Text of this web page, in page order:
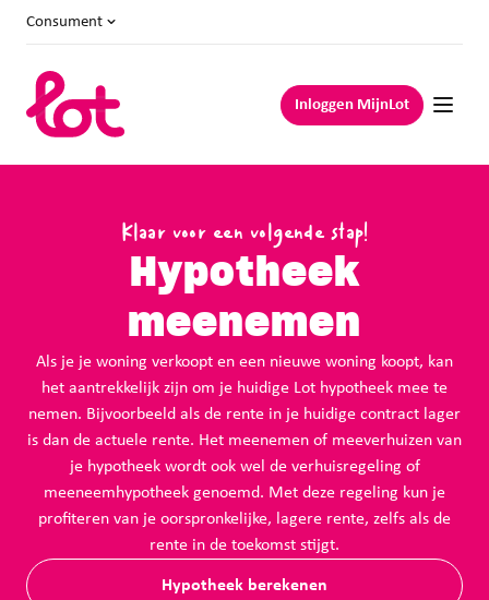
Consument
Inloggen MijnLot
Klaar voor een volgende stap!
Hypotheek
meenemen
Als je je woning verkoopt en een nieuwe woning koopt, kan
het aantrekkelijk zijn om je huidige Lot hypotheek mee te
nemen. Bijvoorbeeld als de rente in je huidige contract lager
is dan de actuele rente. Het meenemen of meeverhuizen van
je hypotheek wordt ook wel de verhuisregeling of
meeneemhypotheek genoemd. Met deze regeling kun je
profiteren van je oorspronkelijke, lagere rente, zelfs als de
rente in de toekomst stijgt.
Hypotheek berekenen